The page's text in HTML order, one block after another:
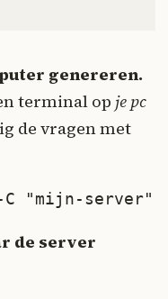
genereren.
terminal op je pc
de vragen met
C "mijn-server"
de server